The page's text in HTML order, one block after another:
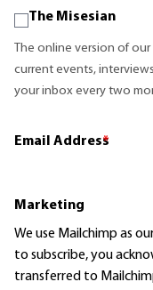
The Misesian
The online version of
current events,
your inbox every two
Email Address
*
Marketing
We use Mailchimp as
to subscribe, you
transferred to